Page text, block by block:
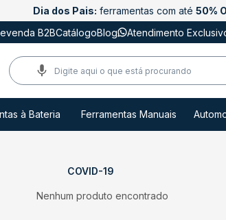
Dia dos Pais: ferramentas com até 50%
B2BCatálogoBlog Atendimento
à Bateria Ferramentas Manuais
COVID-19
Nenhum produto encontrado